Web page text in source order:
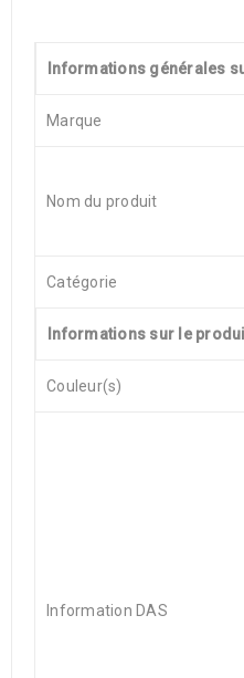
Informations générales
Marque
Nom du produit
Catégorie
Informations sur le
Couleur(s)
Information DAS